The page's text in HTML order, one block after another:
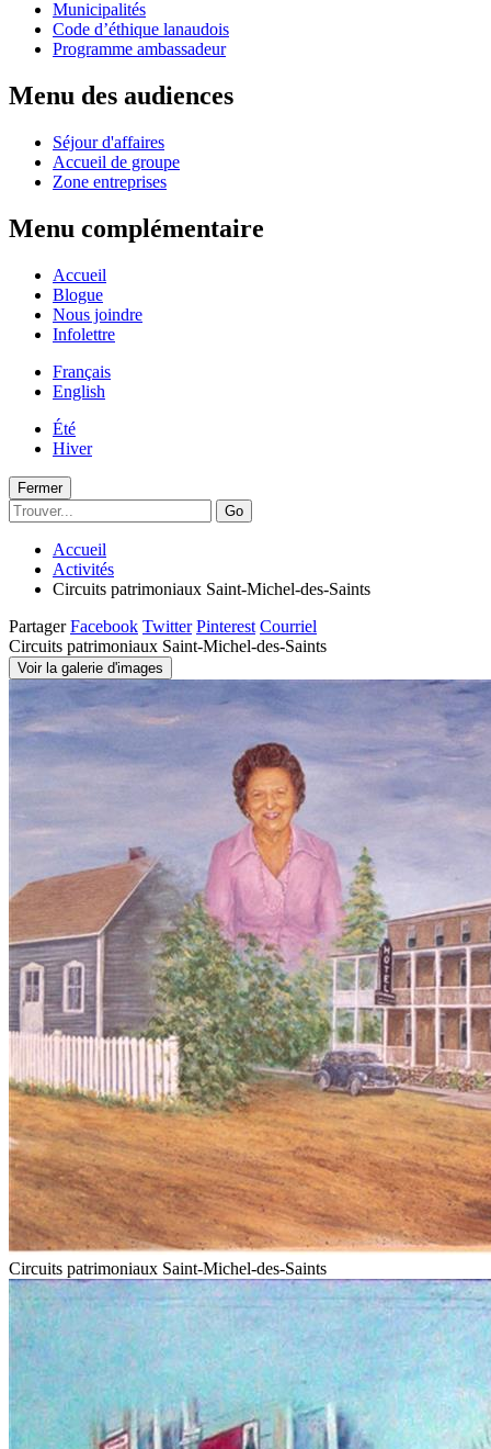
Municipalités
Code d’éthique lanaudois
Programme ambassadeur
Menu des audiences
Séjour d'affaires
Accueil de groupe
Zone entreprises
Menu complémentaire
Accueil
Blogue
Nous joindre
Infolettre
Français
English
Été
Hiver
Fermer
Go
Accueil
Activités
Circuits patrimoniaux Saint-Michel-des-Saints
Partager Facebook Twitter Pinterest Courriel
Circuits patrimoniaux Saint-Michel-des-Saints
Voir la galerie d'images
Circuits patrimoniaux Saint-Michel-des-Saints